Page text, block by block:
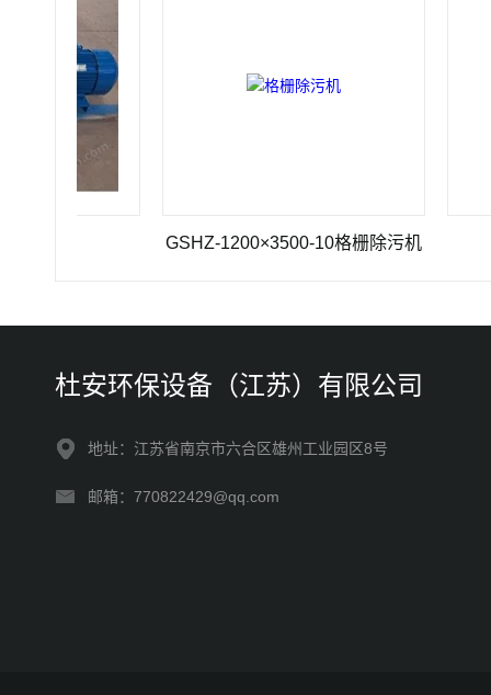
GSHZ-1200×3500-10格栅除污机
杜安环保设备（江苏）有限公司
地址：江苏省南京市六合区雄州工业园区8号
邮箱：770822429@qq.com